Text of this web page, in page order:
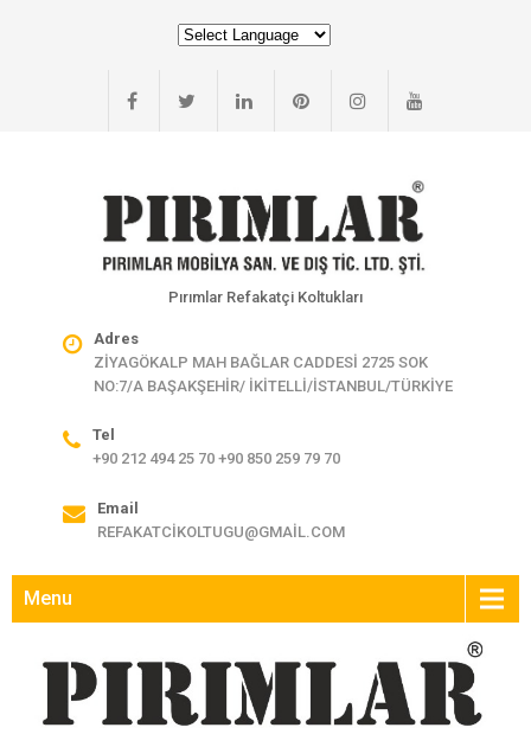
Pırımlar Refakatçi Koltukları
Adres
ZİYAGÖKALP MAH BAĞLAR CADDESİ 2725 SOK
NO:7/A BAŞAKŞEHİR/ İKİTELLİ/İSTANBUL/TÜRKİYE
Tel
+90 212 494 25 70 +90 850 259 79 70
Email
REFAKATCIKOLTUGU@GMAIL.COM
Menu